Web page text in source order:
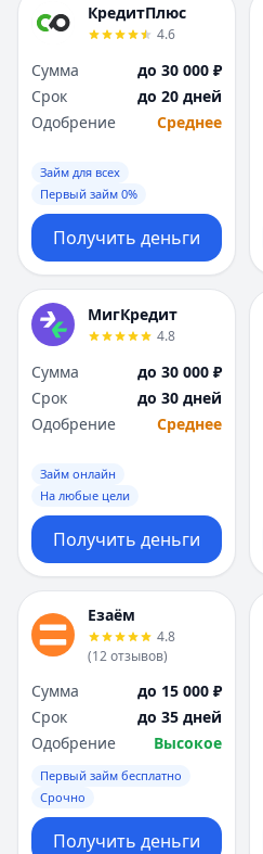
КредитПлюс
4.6
Сумма
до 30 000 ₽
Срок
до 20 дней
Одобрение
Среднее
Займ для всех
Первый займ 0%
Получить деньги
МигКредит
4.8
Сумма
до 30 000 ₽
Срок
до 30 дней
Одобрение
Среднее
Займ онлайн
На любые цели
Получить деньги
Езаём
4.8
(12отзывов)
Сумма
до 15 000 ₽
Срок
до 35 дней
Одобрение
Высокое
Первый займ бесплатно
Срочно
Получить деньги